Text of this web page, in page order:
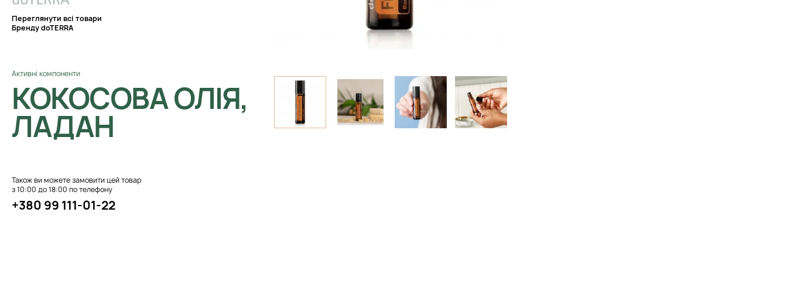
Переглянути всі товари
Бренду doTERRA
Активні компоненти
КОКОСОВА ОЛІЯ,
ЛАДАН
Також ви можете замовити цей товар
з 10:00 до 18:00 по телефону
+380 99 111-01-22